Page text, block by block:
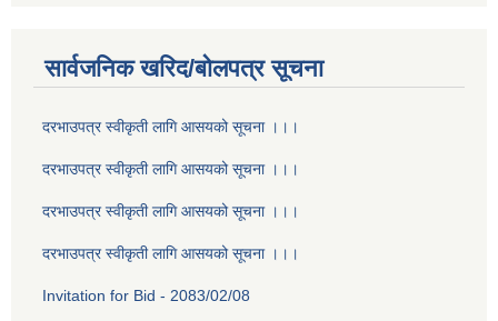
सार्वजनिक खरिद/बोलपत्र सूचना
दरभाउपत्र स्वीकृती लागि आसयको सूचना ।।।
दरभाउपत्र स्वीकृती लागि आसयको सूचना ।।।
दरभाउपत्र स्वीकृती लागि आसयको सूचना ।।।
दरभाउपत्र स्वीकृती लागि आसयको सूचना ।।।
Invitation for Bid - 2083/02/08